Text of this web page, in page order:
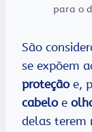
para o
São
se expõem
proteçãoe,
cabelo e
delas terem